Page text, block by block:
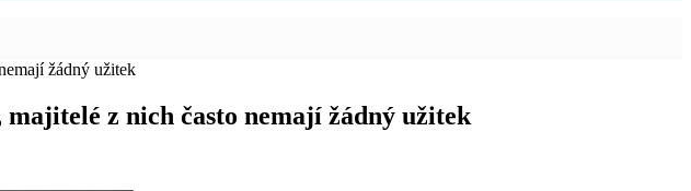
žádný užitek
z nich často nemají žádný užitek